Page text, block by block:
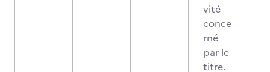
vité
conce
rné
par le
titre.